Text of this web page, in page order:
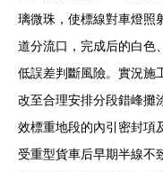
璃微珠，使標線對車燈照
道分流口，完成后的白色
低誤差判斷風險。實況施
改至合理安排分段錯峰攤
效標重地段的內引密封
受重型貨車后早期半線不